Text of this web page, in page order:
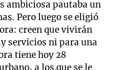
ambiciosa pautaba un
Pero luego se eligió
creen que vivirán
servicios ni para una
tiene hoy 28
a los que se le